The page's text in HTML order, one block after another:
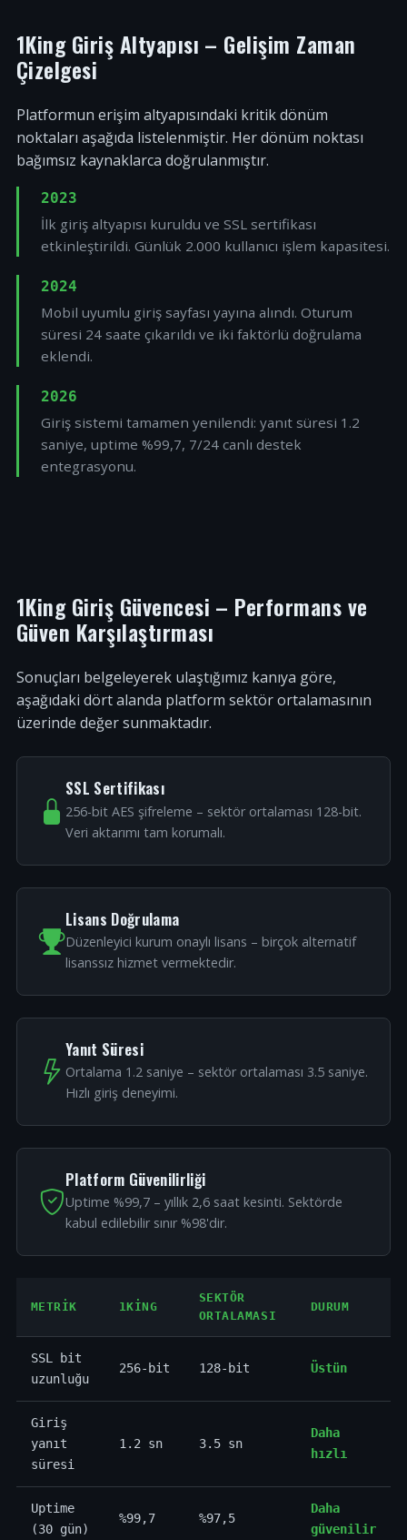
1King Giriş Altyapısı – Gelişim Zaman
Çizelgesi
Platformun erişim altyapısındaki kritik dönüm
noktaları aşağıda listelenmiştir. Her dönüm noktası
bağımsız kaynaklarca doğrulanmıştır.
2023
İlk giriş altyapısı kuruldu ve SSL sertifikası
etkinleştirildi. Günlük 2.000 kullanıcı işlem kapasitesi.
2024
Mobil uyumlu giriş sayfası yayına alındı. Oturum
süresi 24 saate çıkarıldı ve iki faktörlü doğrulama
eklendi.
2026
Giriş sistemi tamamen yenilendi: yanıt süresi 1.2
saniye, uptime %99,7, 7/24 canlı destek
entegrasyonu.
1King Giriş Güvencesi – Performans ve
Güven Karşılaştırması
Sonuçları belgeleyerek ulaştığımız kanıya göre,
aşağıdaki dört alanda platform sektör ortalamasının
üzerinde değer sunmaktadır.
SSL Sertifikası
256-bit AES şifreleme – sektör ortalaması 128-bit.
Veri aktarımı tam korumalı.
Lisans Doğrulama
Düzenleyici kurum onaylı lisans – birçok alternatif
lisanssız hizmet vermektedir.
Yanıt Süresi
Ortalama 1.2 saniye – sektör ortalaması 3.5 saniye.
Hızlı giriş deneyimi.
Platform Güvenilirliği
Uptime %99,7 – yıllık 2,6 saat kesinti. Sektörde
kabul edilebilir sınır %98'dir.
METRIK 1KING
SEKTÖR
ORTALAMASI
DURUM
SSL bit
uzunluğu
256-bit 128-bit Üstün
Giriş
yanıt
süresi
1.2 sn 3.5 sn
Daha
hızlı
Uptime
(30 gün)
%99,7 %97,5
Daha
güvenilir